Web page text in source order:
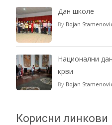
Дан школе
By Bojan
Национални
крви
By Bojan
Корисни линкови